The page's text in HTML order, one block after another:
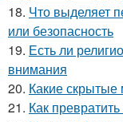
18. Что выделяет
или безопасность
19. Есть ли
внимания
20. Какие скрытые
21. Как